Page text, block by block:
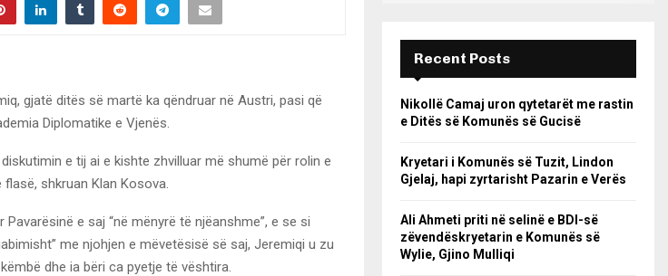
gjatë ditës së martë ka qëndruar në Austri, pasi që
Diplomatike e Vjenës.
e tij ai e kishte zhvilluar më shumë për rolin e
shkruan Klan Kosova.
e saj “në mënyrë të njëanshme”, e se si
me njohjen e mëvetësisë së saj, Jeremiqi u zu
dhe ia bëri ca pyetje të vështira.
Recent Posts
Nikollë Camaj uron qytetarët me rastin
e Ditës së Komunës së Gucisë
Kryetari i Komunës së Tuzit, Lindon
Gjelaj, hapi zyrtarisht Pazarin e Verës
Ali Ahmeti priti në selinë e BDI-së
zëvendëskryetarin e Komunës së
Wylie, Gjino Mulliqi